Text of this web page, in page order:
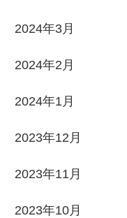
2024年3月
2024年2月
2024年1月
2023年12月
2023年11月
2023年10月